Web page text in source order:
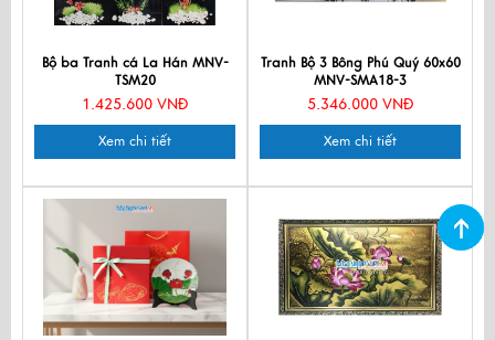
Bộ ba Tranh cá La Hán MNV-
TSM20
1.425.600 VNĐ
Xem chi tiết
Tranh Bộ 3 Bông Phú Quý 60x60
MNV-SMA18-3
5.346.000 VNĐ
Xem chi tiết